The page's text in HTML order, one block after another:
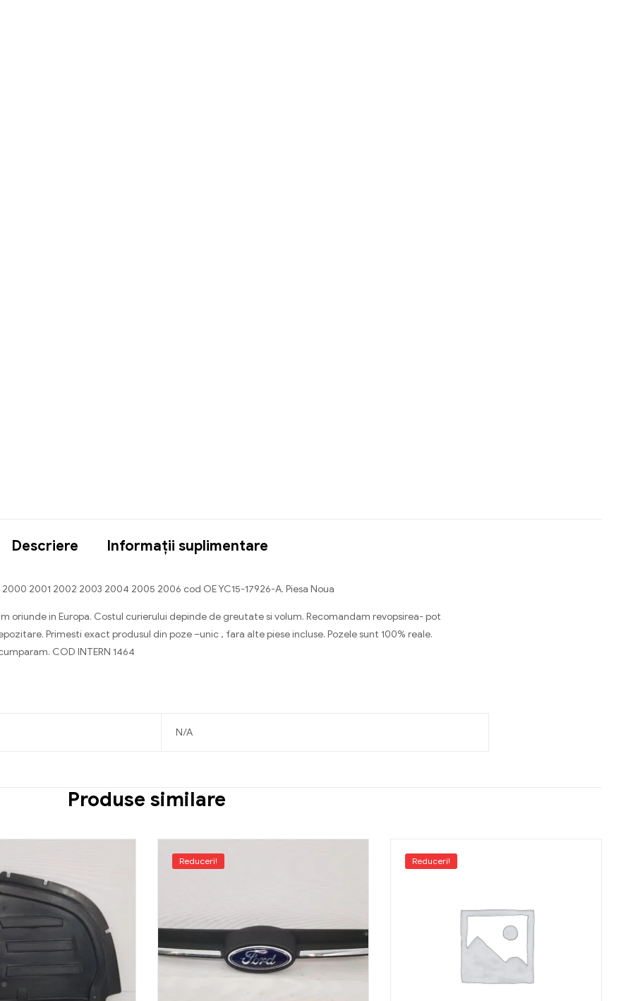
Descriere Informații suplimentare
2001 2002 2003 2004 2005 2006 cod OE YC15-17926-A. Piesa Noua
oriunde in Europa. Costul curierului depinde de greutate si volum. Recomandam revopsirea- pot
Primesti exact produsul din poze –unic , fara alte piese incluse. Pozele sunt 100% reale.
COD INTERN 1464
N/A
Produse similare
Reduceri! Reduceri!